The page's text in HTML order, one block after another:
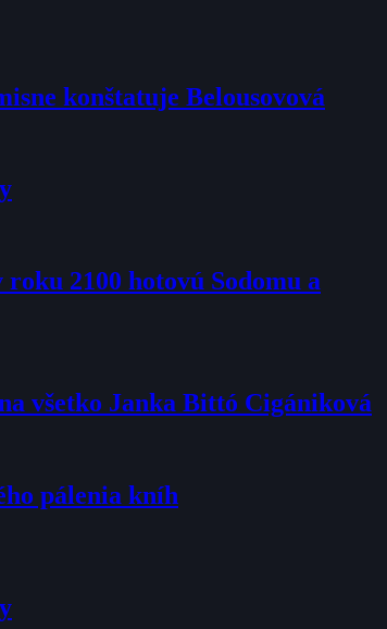
konštatuje Belousovová
2100 hotovú Sodomu a
všetko Janka Bittó Cigániková
pálenia kníh